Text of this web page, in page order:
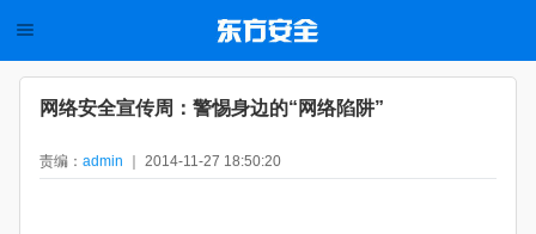
网络安全宣传周：警惕身边的“网络陷阱”
责编： admin ｜ 2014-11-27 18:50:20